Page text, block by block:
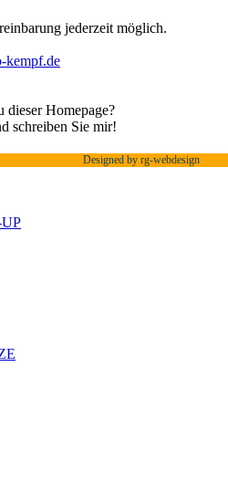
jederzeit möglich.
kempf.de
Homepage?
schreiben Sie mir!
Designed by rg-webdesign